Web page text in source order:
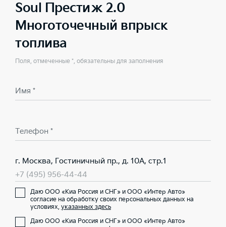
Soul Престиж 2.0
Многоточечный впрыск
топлива
Поля, отмеченные *, обязательны для заполнения
Имя *
Телефон *
г. Москва, Гостиничный пр., д. 10А, стр.1
+7 (495) 956-44-44
Даю ООО «Киа Россия и СНГ» и ООО «Интер Авто»
согласие на обработку своих персональных данных на
условиях, указанных здесь
Даю ООО «Киа Россия и СНГ» и ООО «Интер Авто»